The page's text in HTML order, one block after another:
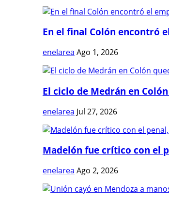
En el final Colón encontró
enelarea Ago 1, 2026
El ciclo de Medrán en
enelarea Jul 27, 2026
Madelón fue crítico con el
enelarea Ago 2, 2026